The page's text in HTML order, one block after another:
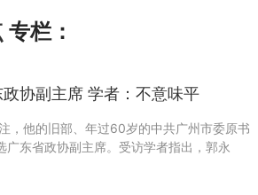
专栏：
协副主席 学者：不意味平
，他的旧部、年过60岁的中共广州市委原书
东省政协副主席。受访学者指出，郭永